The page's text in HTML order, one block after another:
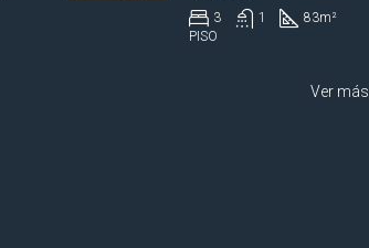
3 1 83m²
PISO
Ver más